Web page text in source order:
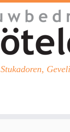
Stukadoren,